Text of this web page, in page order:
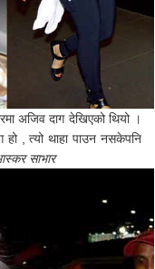
अजिव दाग देखिएको थियो ।
हो , त्यो थाहा पाउन नसकेपनि
साभार